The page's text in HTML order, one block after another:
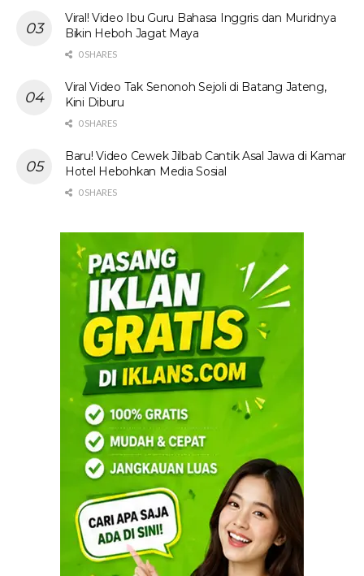
Viral! Video Ibu Guru Bahasa Inggris dan Muridnya
Bikin Heboh Jagat Maya
0 SHARES
Viral Video Tak Senonoh Sejoli di Batang Jateng,
Kini Diburu
0 SHARES
Baru! Video Cewek Jilbab Cantik Asal Jawa di Kamar
Hotel Hebohkan Media Sosial
0 SHARES